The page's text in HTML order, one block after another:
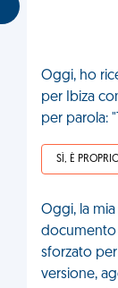
Oggi, ho
per Ibiza
per parola:
Oggi, la
sforzato
versione,